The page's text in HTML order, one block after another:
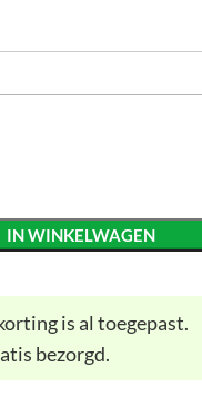
IN WINKELWAGEN
is al toegepast.
bezorgd.